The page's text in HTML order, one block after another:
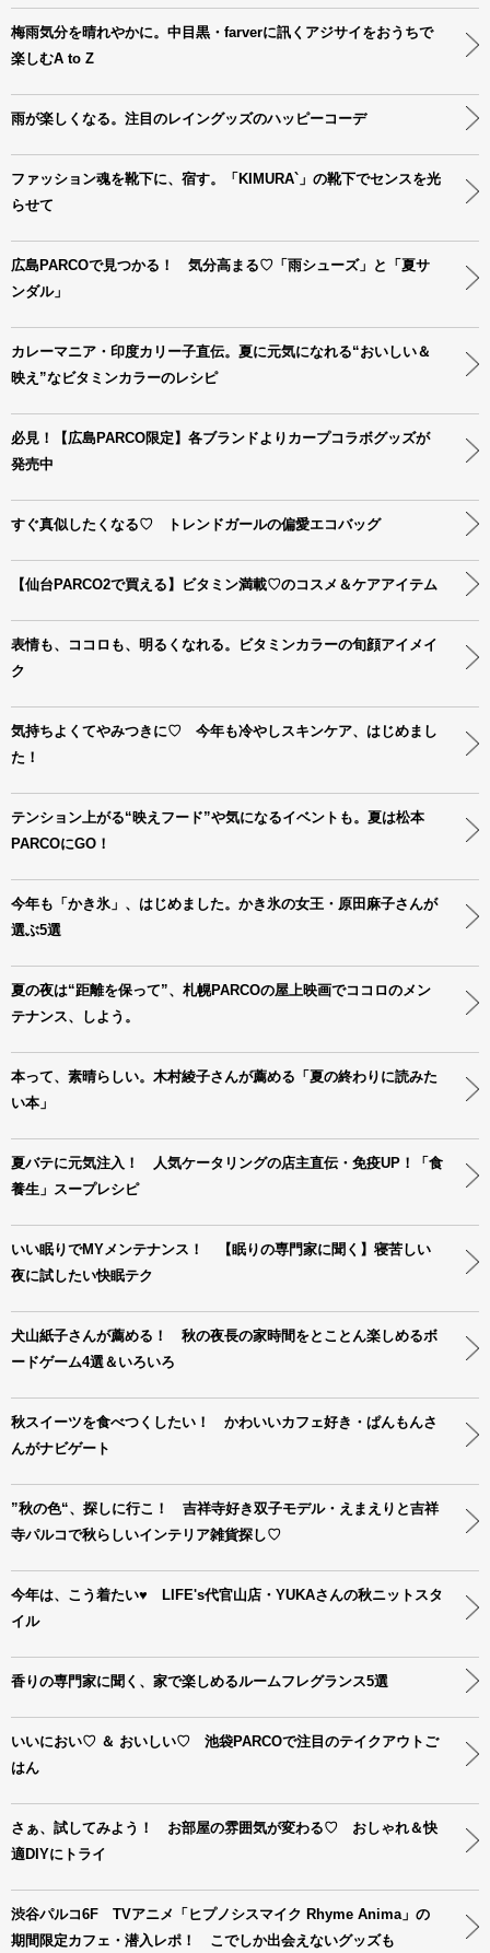
梅雨気分を晴れやかに。中目黒・farverに訊くアジサイをおうちで
楽しむA to Z
雨が楽しくなる。注目のレイングッズのハッピーコーデ
ファッション魂を靴下に、宿す。「KIMURA`」の靴下でセンスを光
らせて
広島PARCOで見つかる！ 気分高まる♡「雨シューズ」と「夏サ
ンダル」
カレーマニア・印度カリー子直伝。夏に元気になれる“おいしい＆
映え”なビタミンカラーのレシピ
必見！【広島PARCO限定】各ブランドよりカープコラボグッズが
発売中
すぐ真似したくなる♡ トレンドガールの偏愛エコバッグ
【仙台PARCO2で買える】ビタミン満載♡のコスメ＆ケアアイテム
表情も、ココロも、明るくなれる。ビタミンカラーの旬顔アイメイ
ク
気持ちよくてやみつきに♡ 今年も冷やしスキンケア、はじめまし
た！
テンション上がる“映えフード”や気になるイベントも。夏は松本
PARCOにGO！
今年も「かき氷」、はじめました。かき氷の女王・原田麻子さんが
選ぶ5選
夏の夜は“距離を保って”、札幌PARCOの屋上映画でココロのメン
テナンス、しよう。
本って、素晴らしい。木村綾子さんが薦める「夏の終わりに読みた
い本」
夏バテに元気注入！ 人気ケータリングの店主直伝・免疫UP！「食
養生」スープレシピ
いい眠りでMYメンテナンス！ 【眠りの専門家に聞く】寝苦しい
夜に試したい快眠テク
犬山紙子さんが薦める！ 秋の夜長の家時間をとことん楽しめるボ
ードゲーム4選＆いろいろ
秋スイーツを食べつくしたい！ かわいいカフェ好き・ぱんもんさ
んがナビゲート
”秋の色“、探しに行こ！ 吉祥寺好き双子モデル・えまえりと吉祥
寺パルコで秋らしいインテリア雑貨探し♡
今年は、こう着たい♥ LIFE's代官山店・YUKAさんの秋ニットスタ
イル
香りの専門家に聞く、家で楽しめるルームフレグランス5選
いいにおい♡ ＆ おいしい♡ 池袋PARCOで注目のテイクアウトご
はん
さぁ、試してみよう！ お部屋の雰囲気が変わる♡ おしゃれ＆快
適DIYにトライ
渋谷パルコ6F TVアニメ「ヒプノシスマイク Rhyme Anima」の
期間限定カフェ・潜入レポ！ こでしか出会えないグッズも